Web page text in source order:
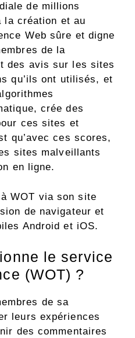
de millions
la création et au
Web sûre et digne
de la
des avis sur les sites
qu’ils ont utilisés, et
crée des
ces sites et
qu’avec ces scores,
sites malveillants
en ligne.
WOT via son site
de navigateur et
Android et iOS.
le service
(WOT) ?
de sa
leurs expériences
des commentaires